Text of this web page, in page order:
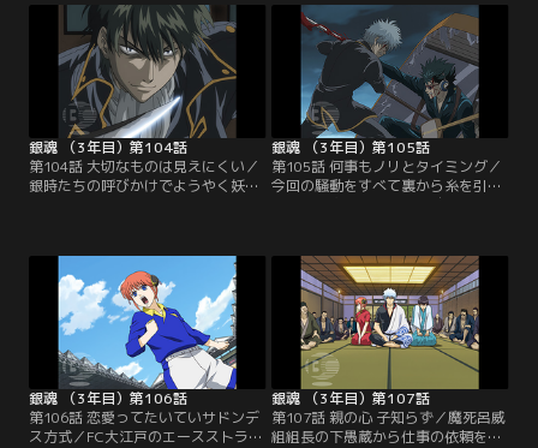
せる一人の男がいた。その男は、妖
刀の呪いでオタクと化し、真選組を
追われた土方だった。真選組内では
伊東の権力が急激に拡大し、隊士た
ちに不穏な空気が流れ始めてい
た…。【提供：バンダイチャンネ
て近藤暗殺を実行に移そうとする伊
東。敵に囲まれた列車内で沖田は近
藤を守るためにある決断をする。そ
こに銀時たちが助太刀にやってくる
が、土方はいまだに呪われたままだ
った！【提供：バンダイチャンネ
銀魂 （3年目）第104話
第104話 大切なものは見えにくい／
銀時たちの呼びかけでようやく妖刀
一方で、銀時は鬼兵隊の河上万斉と
対峙していた。激しく刀を交えなが
ら、今回の騒動は真選組を壊滅させ
るために仕組まれたものだったと話
す万斉。裏で糸を引いているのはや
はり…！？【提供：バンダイチャン
ネル】
銀魂 （3年目）第105話
第105話 何事もノリとタイミング／
今回の騒動をすべて裏から糸を引い
ていた人物が明らかに！ 自分は踊ら
重傷を負いながらもようやく自分を
見つめ直す伊東。なおも襲い掛かる
浪士たちと真選組隊士の激しい戦い
が続く中、銀時と河上万斉の死闘も
決着を迎えようとしていた…！【提
供：バンダイチャンネル】
銀魂 （3年目）第106話
第106話 恋愛ってたいていサドンデ
ス方式／FC大江戸のエースストライ
銀魂 （3年目）第107話
第107話 親の心 子知らず／魔死呂威
組組長の下愚蔵から仕事の依頼を受